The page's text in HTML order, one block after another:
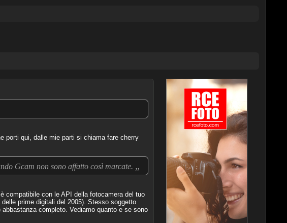
porti qui, dalle mie parti si chiama fare cherry
Gcam non sono affatto così marcate. „
compatibile con le API della fotocamera del tuo
prime digitali del 2005). Stesso soggetto
completo. Vediamo quanto e se sono